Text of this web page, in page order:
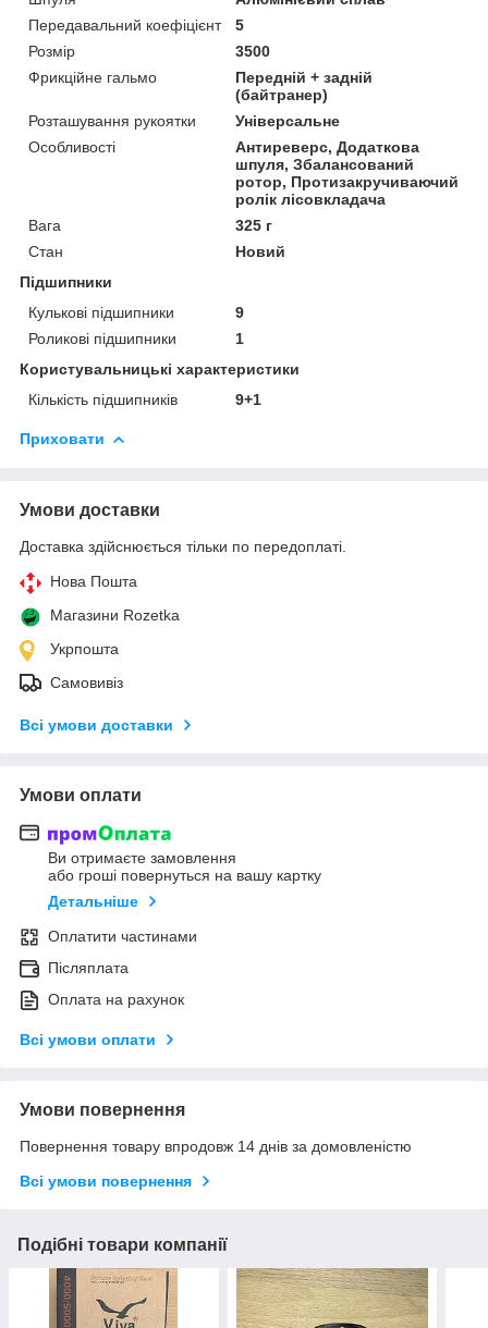
Передавальний коефіцієнт
5
Розмір
3500
Фрикційне гальмо
Передній + задній
(байтранер)
Розташування рукоятки
Універсальне
Особливості
Антиреверс, Додаткова
шпуля, Збалансований
ротор, Протизакручиваючий
ролік лісовкладача
Вага
325 г
Стан
Новий
Підшипники
Кулькові підшипники
9
Роликові підшипники
1
Користувальницькі характеристики
Кількість підшипників
9+1
Приховати
Умови доставки
Доставка здійснюється тільки по передоплаті.
Нова Пошта
Магазини Rozetka
Укрпошта
Самовивіз
Всі умови доставки
Умови оплати
Ви отримаєте замовлення
або гроші повернуться на вашу картку
Детальніше
Оплатити частинами
Післяплата
Оплата на рахунок
Всі умови оплати
Умови повернення
Повернення товару впродовж 14 днів за домовленістю
Всі умови повернення
Подібні товари компанії